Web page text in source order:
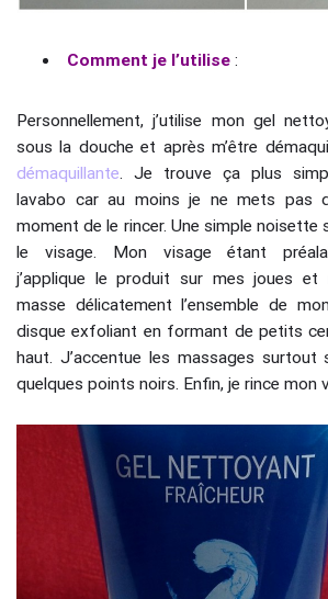
Comment je l’utilise :
Personnellement, j’utilise mon gel
sous la douche et après m’être
démaquillante. Je trouve ça plus
lavabo car au moins je ne mets pas
moment de le rincer. Une simple
le visage. Mon visage étant
j’applique le produit sur mes joues
masse délicatement l’ensemble de
disque exfoliant en formant de petits
haut. J’accentue les massages surtout
quelques points noirs. Enfin, je rince mon